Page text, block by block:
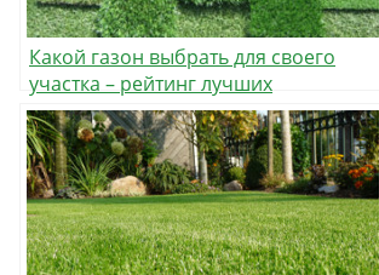
Какой газон выбрать для своего
участка – рейтинг лучших
травосмесей